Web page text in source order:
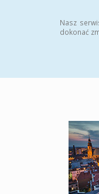
Nasz
dokonać